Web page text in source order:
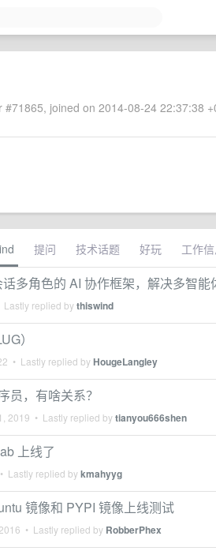
#71865, joined on 2014-08-24 22:37:38
提问 技术话题 好玩 工作
多角色的 AI 协作框架，解决多智
Lastly replied bythiswind
）
• Lastly replied byHougeLangley
员，有啥关系？
2019 • Lastly replied bytianyou666shen
上线了
• Lastly replied bykmahyyg
镜像和 PYPI 镜像上线测试
• Lastly replied by RobberPhex